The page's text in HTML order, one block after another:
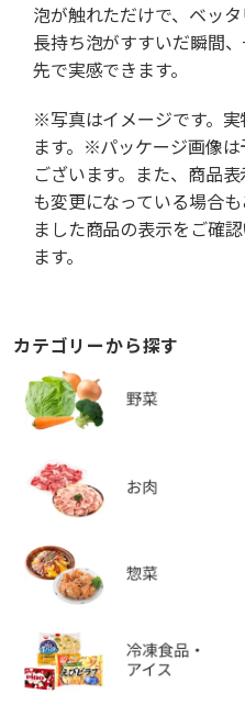
泡が触れただけで、ベッ
長持ち泡がすすいだ瞬間
先で実感できます。
※写真はイメージです。
ます。※パッケージ画像
ございます。また、商品
も変更になっている場合
ました商品の表示をご確
ます。
カテゴリーから探す